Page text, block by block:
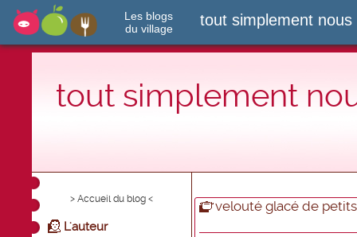
Les blogs
du village
tout simplement nous
tout simplement
> Accueil du blog <
L'auteur
velouté glacé de